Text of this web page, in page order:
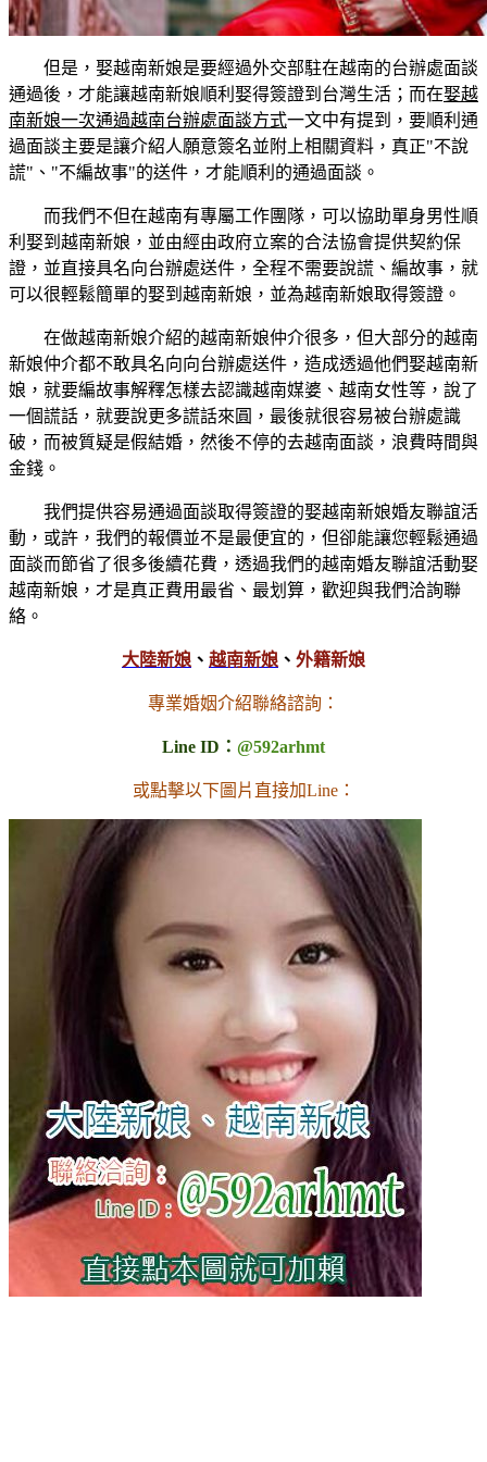
但是，娶越南新娘是要經過外交部駐在越南的台辦處面談
通過後，才能讓越南新娘順利娶得簽證到台灣生活；而在娶越
南新娘一次通過越南台辦處面談方式一文中有提到，要順利通
過面談主要是讓介紹人願意簽名並附上相關資料，真正"不說
謊"、"不編故事"的送件，才能順利的通過面談。
而我們不但在越南有專屬工作團隊，可以協助單身男性順
利娶到越南新娘，並由經由政府立案的合法協會提供契約保
證，並直接具名向台辦處送件，全程不需要說謊、編故事，就
可以很輕鬆簡單的娶到越南新娘，並為越南新娘取得簽證。
在做越南新娘介紹的越南新娘仲介很多，但大部分的越南
新娘仲介都不敢具名向向台辦處送件，造成透過他們娶越南新
娘，就要編故事解釋怎樣去認識越南媒婆、越南女性等，說了
一個謊話，就要說更多謊話來圓，最後就很容易被台辦處識
破，而被質疑是假結婚，然後不停的去越南面談，浪費時間與
金錢。
我們提供容易通過面談取得簽證的娶越南新娘婚友聯誼活
動，或許，我們的報價並不是最便宜的，但卻能讓您輕鬆通過
面談而節省了很多後續花費，透過我們的越南婚友聯誼活動娶
越南新娘，才是真正費用最省、最划算，歡迎與我們洽詢聯
絡。
大陸新娘 、 越南新娘 、 外籍新娘
專業婚姻介紹聯絡諮詢：
Line ID： @592arhmt
或點擊以下圖片直接加Line：